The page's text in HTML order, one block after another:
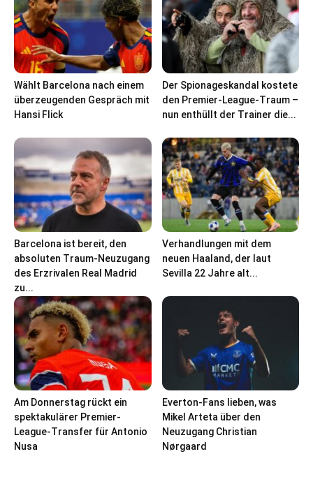
Wählt Barcelona nach einem
überzeugenden Gespräch mit
Hansi Flick
Der Spionageskandal kostete
den Premier-League-Traum –
nun enthüllt der Trainer die...
Barcelona ist bereit, den
absoluten Traum-Neuzugang
des Erzrivalen Real Madrid
zu...
Verhandlungen mit dem
neuen Haaland, der laut
Sevilla 22 Jahre alt...
Am Donnerstag rückt ein
spektakulärer Premier-
League-Transfer für Antonio
Nusa
Everton-Fans lieben, was
Mikel Arteta über den
Neuzugang Christian
Nørgaard